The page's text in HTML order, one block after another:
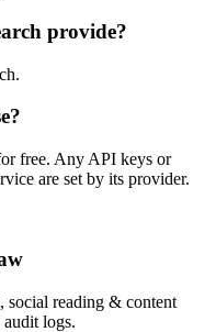
provide?
free. Any API keys or
are set by its provider.
social reading & content
logs.